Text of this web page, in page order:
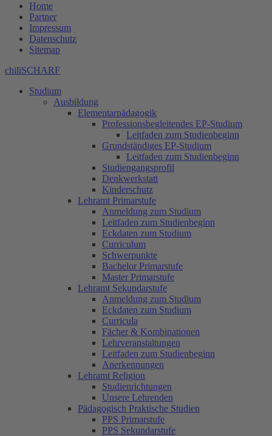
Home
Partner
Impressum
Datenschutz
Sitemap
chiliSCHARF
Studium
Ausbildung
Elementarpädagogik
Professionsbegleitendes EP-Studium
Leitfaden zum Studienbeginn
Grundständiges EP-Studium
Leitfaden zum Studienbeginn
Studiengangsprofil
Denkwerkstatt
Kinderschutz
Lehramt Primarstufe
Anmeldung zum Studium
Leitfaden zum Studienbeginn
Eckdaten zum Studium
Curriculum
Schwerpunkte
Bachelor Primarstufe
Master Primarstufe
Lehramt Sekundarstufe
Anmeldung zum Studium
Eckdaten zum Studium
Curricula
Fächer & Kombinationen
Lehrveranstaltungen
Leitfaden zum Studienbeginn
Anerkennungen
Lehramt Religion
Studienrichtungen
Unsere Lehrenden
Pädagogisch Praktische Studien
PPS Primarstufe
PPS Sekundarstufe